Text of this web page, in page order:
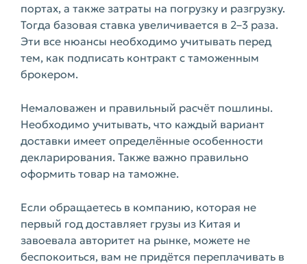
портах, а также затраты на погрузку и разгрузку.
Тогда базовая ставка увеличивается в 2–3 раза.
Эти все нюансы необходимо учитывать перед
тем, как подписать контракт с таможенным
брокером.
Немаловажен и правильный расчёт пошлины.
Необходимо учитывать, что каждый вариант
доставки имеет определённые особенности
декларирования. Также важно правильно
оформить товар на таможне.
Если обращаетесь в компанию, которая не
первый год доставляет грузы из Китая и
завоевала авторитет на рынке, можете не
беспокоиться, вам не придётся переплачивать в